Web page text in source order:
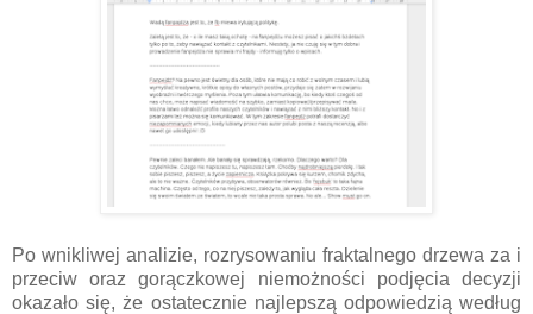
Po wnikliwej analizie, rozrysowaniu fraktalnego drzewa za i
przeciw oraz gorączkowej niemożności podjęcia decyzji
okazało się, że ostatecznie najlepszą odpowiedzią według